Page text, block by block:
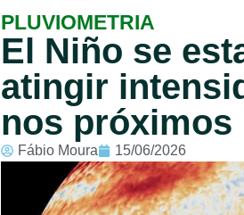
Principal
Notícias
Programação
Equipe
Contato
PLUVIOMETRIA
El Niño se
atingir
nos próximos
Fábio Moura 15/06/2026